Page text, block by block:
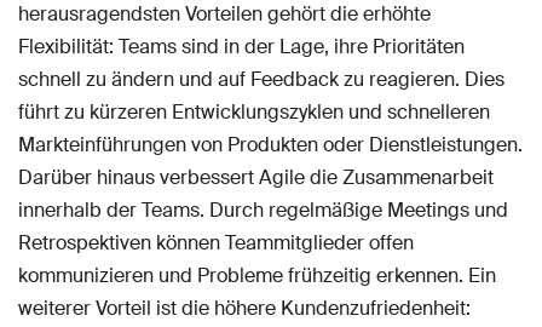
herausragendsten Vorteilen gehört die erhöhte
Flexibilität: Teams sind in der Lage, ihre Prioritäten
schnell zu ändern und auf Feedback zu reagieren. Dies
führt zu kürzeren Entwicklungszyklen und schnelleren
Markteinführungen von Produkten oder Dienstleistungen.
Darüber hinaus verbessert Agile die Zusammenarbeit
innerhalb der Teams. Durch regelmäßige Meetings und
Retrospektiven können Teammitglieder offen
kommunizieren und Probleme frühzeitig erkennen. Ein
weiterer Vorteil ist die höhere Kundenzufriedenheit: